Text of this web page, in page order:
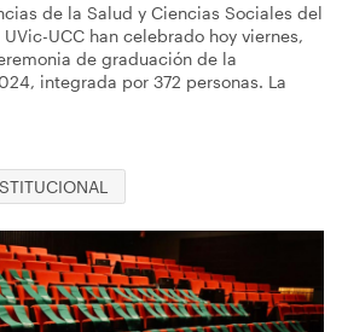
de la Salud y Ciencias Sociales del
UCC han celebrado hoy viernes,
de graduación de la
integrada por 372 personas. La